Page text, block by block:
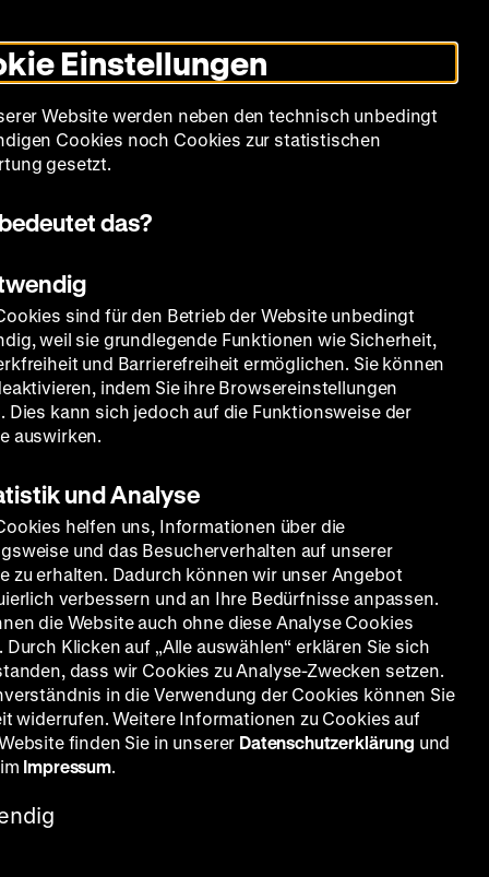
Modus
umschalten
zum
Deutschen
Historischen
in
Deutscher
zum
Deutschen
Historischen
in
Leichter
Sammlung Bildung Museum
Einstellungen
Website werden neben den technisch unbedingt
Cookies noch Cookies zur statistischen
gesetzt.
das?
sind für den Betrieb der Website unbedingt
weil sie grundlegende Funktionen wie Sicherheit,
und Barrierefreiheit ermöglichen. Sie können
indem Sie ihre Browsereinstellungen
Dies kann sich jedoch auf die Funktionsweise der
auswirken.
und Analyse
helfen uns, Informationen über die
und das Besucherverhalten auf unserer
zu erhalten. Dadurch können wir unser Angebot
verbessern und an Ihre Bedürfnisse anpassen.
die Website auch ohne diese Analyse Cookies
Durch Klicken auf „Alle auswählen“ erklären Sie sich
dass wir Cookies zu Analyse-Zwecken setzen.
in die Verwendung der Cookies können Sie
widerrufen. Weitere Informationen zu Cookies auf
finden Sie in unserer Datenschutzerklärung und
Impressum.